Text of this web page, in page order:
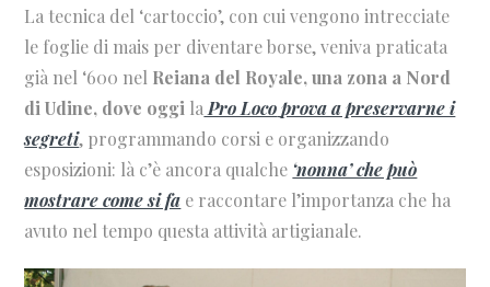
La tecnica del ‘cartoccio’, con cui vengono intrecciate
le foglie di mais per diventare borse, veniva praticata
già nel ‘600 nel Reiana del Royale, una zona a Nord
di Udine, dove oggi la Pro Loco prova a preservarne i
segreti, programmando corsi e organizzando
esposizioni: là c’è ancora qualche ‘nonna’ che può
mostrare come si fa e raccontare l’importanza che ha
avuto nel tempo questa attività artigianale.